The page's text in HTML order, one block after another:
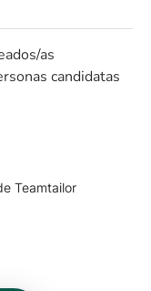
as
candidatas
Teamtailor